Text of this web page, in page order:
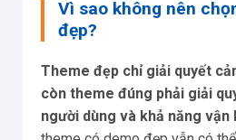
Vì sao không nên
đẹp?
Theme đẹp chỉ giải quyết
còn theme đúng phải giải
người dùng và khả năng vận